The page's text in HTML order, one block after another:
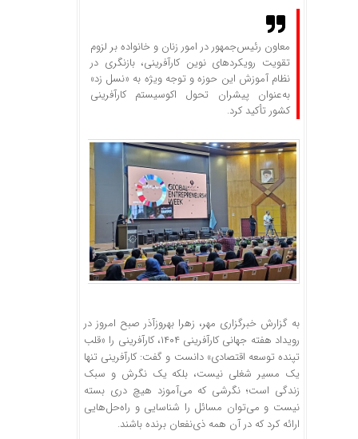
معاون رئیس‌جمهور در امور زنان و خانواده بر لزوم
تقویت رویکردهای نوین کارآفرینی، بازنگری در
نظام آموزش این حوزه و توجه ویژه به «نسل زد»
به‌عنوان پیشران تحول اکوسیستم کارآفرینی
کشور تأکید کرد.
به گزارش خبرگزاری مهر، زهرابهروزآذر صبح امروز در
رویداد هفته جهانی کارآفرینی ۱۴۰۴، کارآفرینی را «قلب
تپنده توسعه اقتصادی» دانست و گفت: کارآفرینی تنها
یک مسیر شغلی نیست، بلکه یک نگرش و سبک
زندگی است؛ نگرشی که می‌آموزد هیچ دری بسته
نیست و می‌توان مسائل را شناسایی و راه‌حل‌هایی
ارائه کرد که در آن همه ذی‌نفعان برنده باشند.